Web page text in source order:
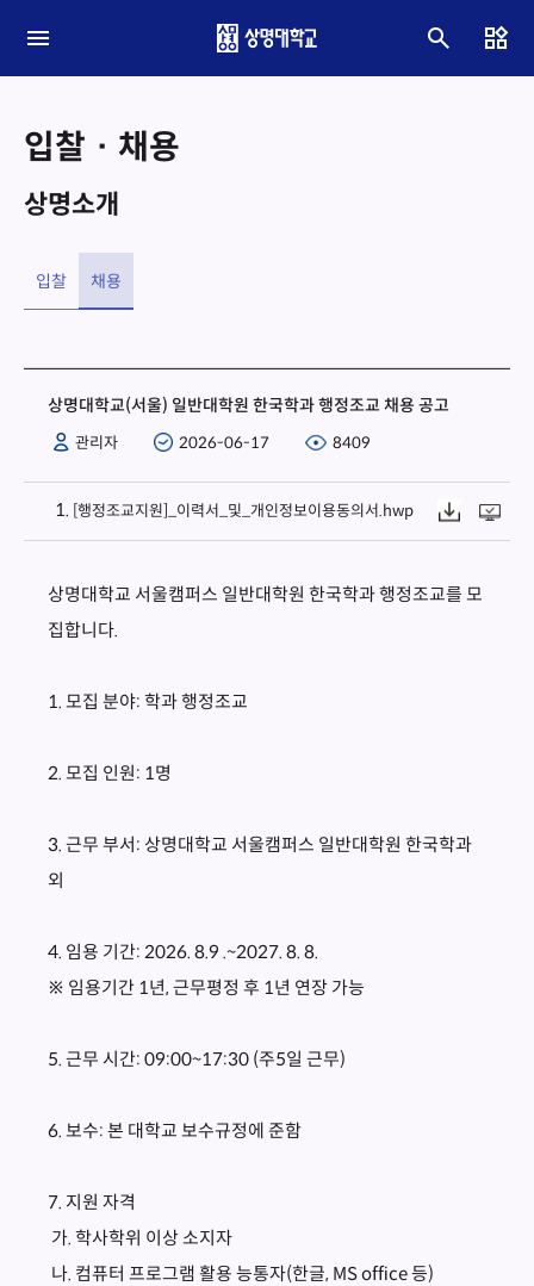
입찰 · 채용
상명소개
입찰 채용
상명대학교(서울) 일반대학원 한국학과 행정조교 채용 공고
관리자 2026-06-17 8409
[행정조교지원]_이력서_및_개인정보이용동의서.hwp
상명대학교 서울캠퍼스 일반대학원 한국학과 행정조교를 모
집합니다.
1. 모집 분야: 학과 행정조교
2. 모집 인원: 1명
3. 근무 부서: 상명대학교 서울캠퍼스 일반대학원 한국학과
외
4. 임용 기간: 2026. 8.9 .~2027. 8. 8.
※ 임용기간 1년, 근무평정 후 1년 연장 가능
5. 근무 시간: 09:00~17:30 (주5일 근무)
6. 보수: 본 대학교 보수규정에 준함
7. 지원 자격
가. 학사학위 이상 소지자
나. 컴퓨터 프로그램 활용 능통자(한글, MS office 등)